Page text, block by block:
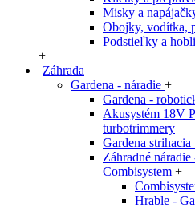
Misky a
Obojky, vodítka,
Podstieľky a
+
Záhrada
Gardena - náradie +
Gardena -
Akusystém 18V
turbotrimmery
Gardena strihacia
Záhradné
Combisystem +
Hrable -